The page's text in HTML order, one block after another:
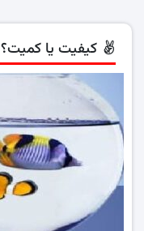
کیفیت یا کمیت؟